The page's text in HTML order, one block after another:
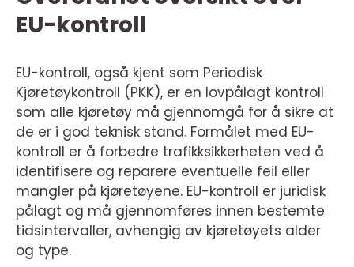
EU-kontroll
EU-kontroll, også kjent som Periodisk
Kjøretøykontroll (PKK), er en lovpålagt kontroll
som alle kjøretøy må gjennomgå for å sikre at
de er i god teknisk stand. Formålet med EU-
kontroll er å forbedre trafikksikkerheten ved å
identifisere og reparere eventuelle feil eller
mangler på kjøretøyene. EU-kontroll er juridisk
pålagt og må gjennomføres innen bestemte
tidsintervaller, avhengig av kjøretøyets alder
og type.